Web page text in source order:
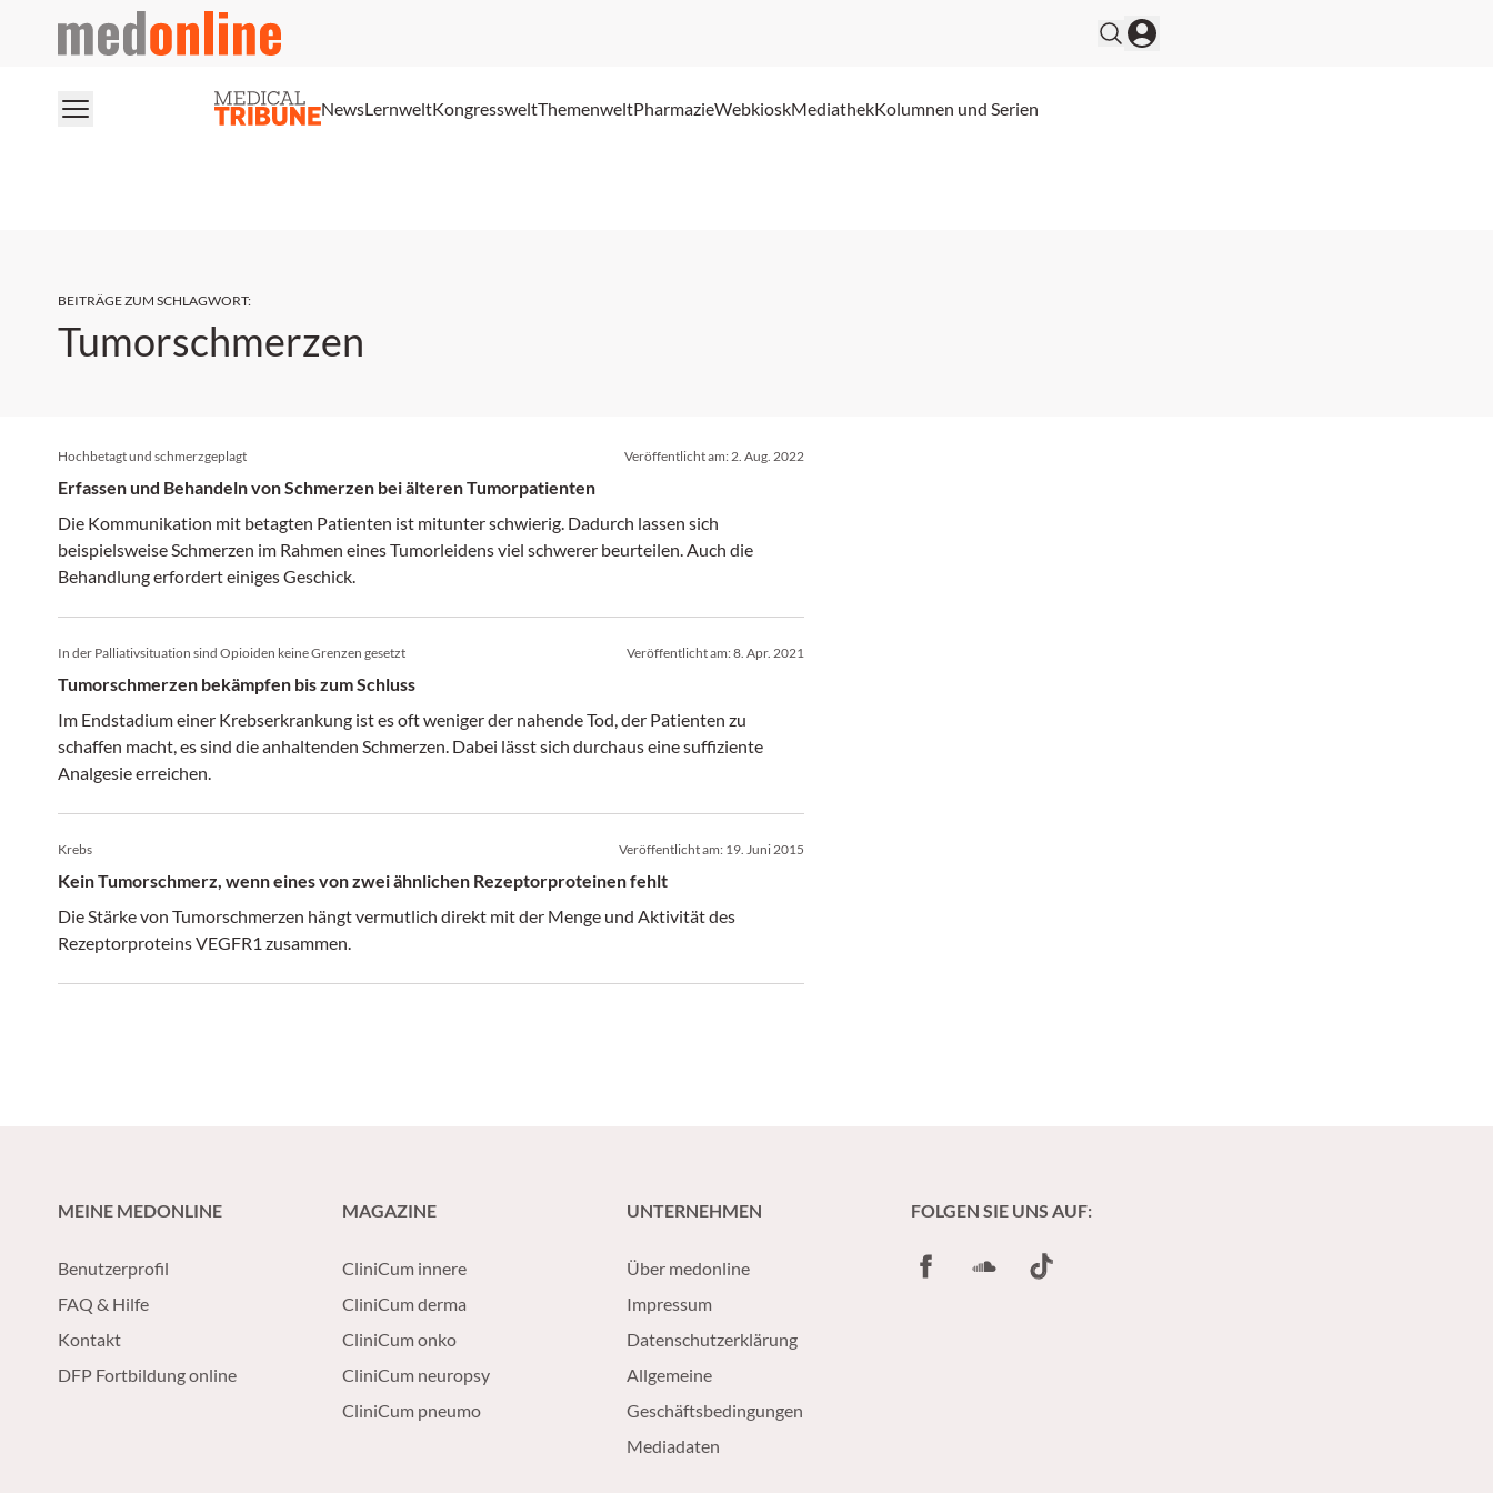
medonline
NewsLernweltKongressweltThemenweltPharmazieWebkioskMediathekKolumnen und Serien
BEITRÄGE ZUM SCHLAGWORT:
Tumorschmerzen
Hochbetagt und schmerzgeplagt Veröffentlicht am:2. Aug. 2022
Erfassen und Behandeln von Schmerzen bei älteren Tumorpatienten
Die Kommunikation mit betagten Patienten ist mitunter schwierig. Dadurch lassen sich
beispielsweise Schmerzen im Rahmen eines Tumorleidens viel schwerer beurteilen. Auch die
Behandlung erfordert einiges Geschick.
In der Palliativsituation sind Opioiden keine Grenzen gesetzt Veröffentlicht am:8. Apr. 2021
Tumorschmerzen bekämpfen bis zum Schluss
Im Endstadium einer Krebserkrankung ist es oft weniger der nahende Tod, der Patienten zu
schaffen macht, es sind die anhaltenden Schmerzen. Dabei lässt sich durchaus eine suffiziente
Analgesie erreichen.
Krebs Veröffentlicht am: 19. Juni 2015
Kein Tumorschmerz, wenn eines von zwei ähnlichen Rezeptorproteinen fehlt
Die Stärke von Tumorschmerzen hängt vermutlich direkt mit der Menge und Aktivität des
Rezeptorproteins VEGFR1 zusammen.
MEINE MEDONLINE
Benutzerprofil
FAQ & Hilfe
Kontakt
DFP Fortbildung online
MAGAZINE
CliniCum innere
CliniCum derma
CliniCum onko
CliniCum neuropsy
CliniCum pneumo
UNTERNEHMEN
Über medonline
Impressum
Datenschutzerklärung
Allgemeine
Geschäftsbedingungen
Mediadaten
FOLGEN SIE UNS AUF:
FacebookSoundCloud
TikTok